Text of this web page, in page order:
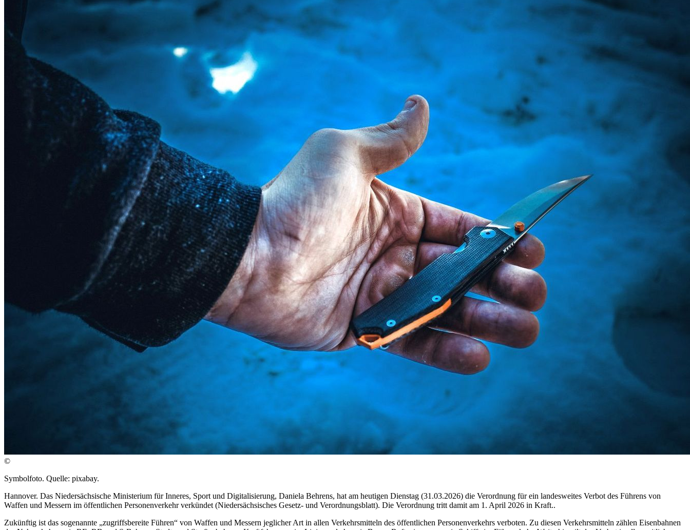
©
Symbolfoto. Quelle: pixabay.
Hannover. Das Niedersächsische Ministerium für Inneres, Sport und Digitalisierung, Daniela Behrens, hat am heutigen Dienstag (31.03.2026) die Verordnung für ein landesweites Verbot des Führens von
Waffen und Messern im öffentlichen Personenverkehr verkündet (Niedersächsisches Gesetz- und Verordnungsblatt). Die Verordnung tritt damit am 1. April 2026 in Kraft..
Zukünftig ist das sogenannte „zugriffsbereite Führen“ von Waffen und Messern jeglicher Art in allen Verkehrsmitteln des öffentlichen Personenverkehrs verboten. Zu diesen Verkehrsmitteln zählen Eisenbahnen